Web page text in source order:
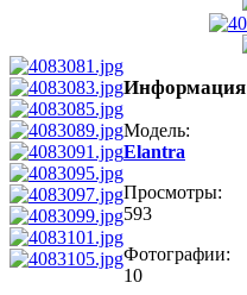
Информация
Модель:
Elantra
Просмотры:
593
Фотографии:
10